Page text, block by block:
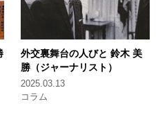
外交裏舞台の人びと 鈴木 美
勝（ジャーナリスト）
2025.03.13
コラム